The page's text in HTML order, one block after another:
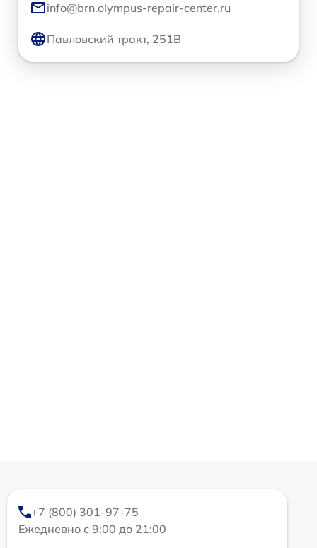
info@brn.olympus-repair-center.ru
Павловский тракт, 251В
+7 (800) 301-97-75
Ежедневно с 9:00 до 21:00